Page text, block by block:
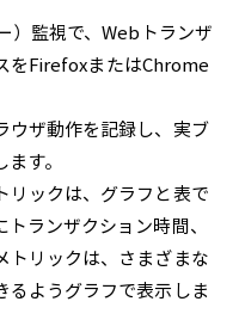
）監視で、Webトランザ
をFirefoxまたはChrome
ウザ動作を記録し、実ブ
す。
リックは、グラフと表で
ランザクション時間、
トリックは、さまざまな
るようグラフで表示しま